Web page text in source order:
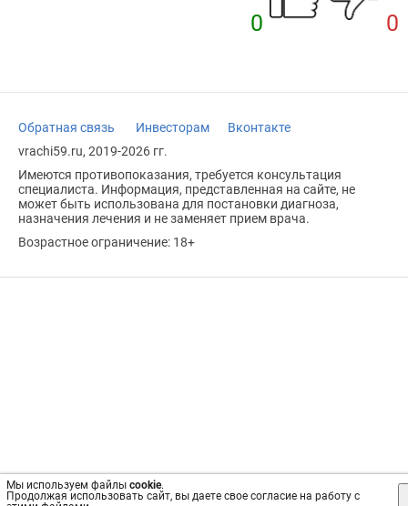
Мы используем файлы cookie.
Продолжая использовать сайт, вы даете свое согласие на работу с
0 0
Обратная связь Инвесторам
Вконтакте
vrachi59.ru, 2019-2026 гг.
Имеются противопоказания, требуется консультация
специалиста. Информация, представленная на сайте, не
может быть использована для постановки диагноза,
назначения лечения и не заменяет прием врача.
Возрастное ограничение: 18+